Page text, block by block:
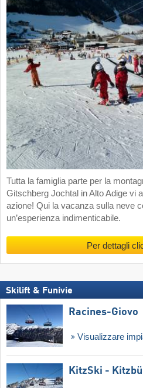
Tutta la famiglia parte per la
Gitschberg Jochtal in Alto Adige vi
azione! Qui la vacanza sulla neve
un’esperienza indimenticabile.
Per dettagli
Skilift & Funivie
Racines-Giovo
Visualizzare
KitzSki -